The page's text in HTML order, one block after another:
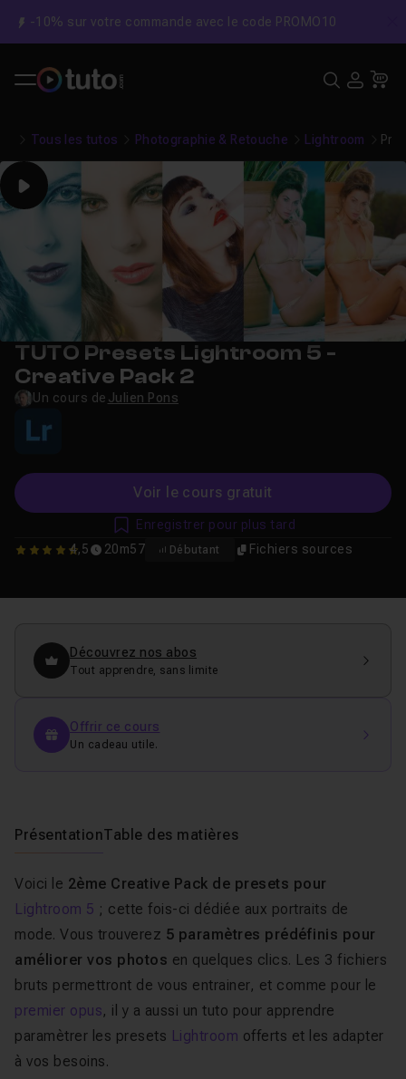
-10% sur votre commande avec le code PROMO10
Tous les tutos Photographie & Retouche Lightroom
Play
TUTO Presets Lightroom 5 -
Creative Pack 2
Un cours de Julien Pons
Voir le cours gratuit
4.5333333333333
4,5 20m57 Débutant Fichiers sources
Enregistrer pour plus tard
Découvrez nos abos
Tout apprendre, sans limite
Offrir ce cours
Un cadeau utile.
PrésentationTable des matières
Voici le 2ème Creative Pack de presets pour
Lightroom 5 ; cette fois-ci dédiée aux portraits de
mode. Vous trouverez 5 paramètres prédéfinis pour
améliorer vos photos en quelques clics. Les 3 fichiers
bruts permettront de vous entrainer, et comme pour le
premier opus, il y a aussi un tuto pour apprendre
paramètrer les presets Lightroom offerts et les adapter
à vos besoins.